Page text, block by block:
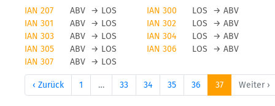
IAN 207 ABV → LOS IAN 300 LOS → ABV
IAN 301
ABV → LOS IAN 302 LOS → ABV
IAN 303
ABV → LOS IAN 304 LOS → ABV
IAN 305
ABV → LOS IAN 306 LOS → ABV
IAN 307
ABV → LOS
‹ Zurück 1 … 33 34 35 36 37 Weiter ›